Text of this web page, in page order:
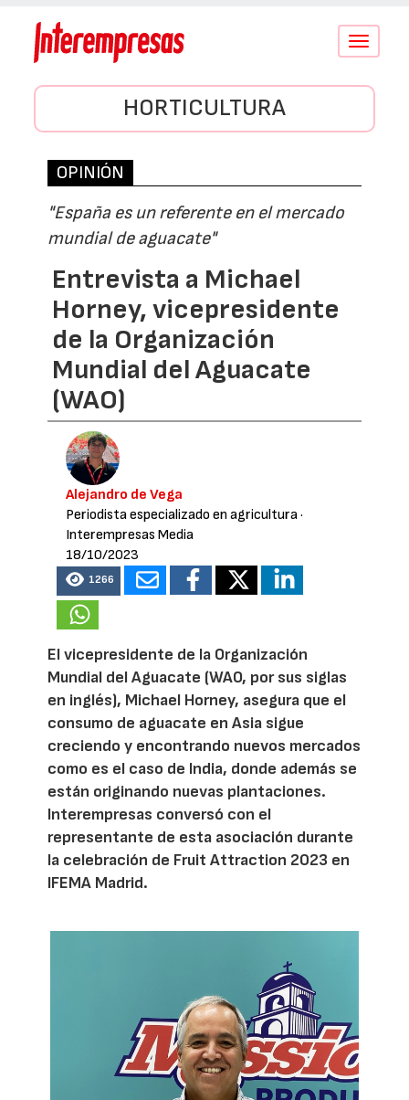
Conmutar
HORTICULTURA
OPINIÓN
"España es un referente en el mercado
mundial de aguacate"
Entrevista a Michael
Horney, vicepresidente
de la Organización
Mundial del Aguacate
(WAO)
Alejandro de Vega
Periodista especializado en agricultura·
Interempresas Media
18/10/2023
1266
El vicepresidente de la Organización
Mundial del Aguacate (WAO, por sus siglas
en inglés), Michael Horney, asegura que el
consumo de aguacate en Asia sigue
creciendo y encontrando nuevos mercados
como es el caso de India, donde además se
están originando nuevas plantaciones.
Interempresas conversó con el
representante de esta asociación durante
la celebración de Fruit Attraction 2023 en
IFEMA Madrid.